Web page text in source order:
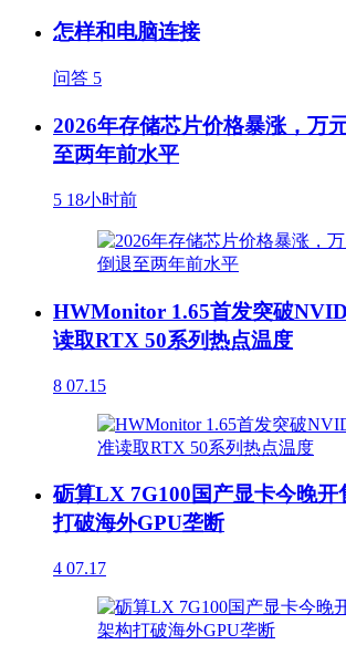
怎样和电脑连接
问答 5
2026年存储芯片价格暴涨，万
至两年前水平
5 18小时前
HWMonitor 1.65首发突破
读取RTX 50系列热点温度
8 07.15
砺算LX 7G100国产显卡今晚开
打破海外GPU垄断
4 07.17